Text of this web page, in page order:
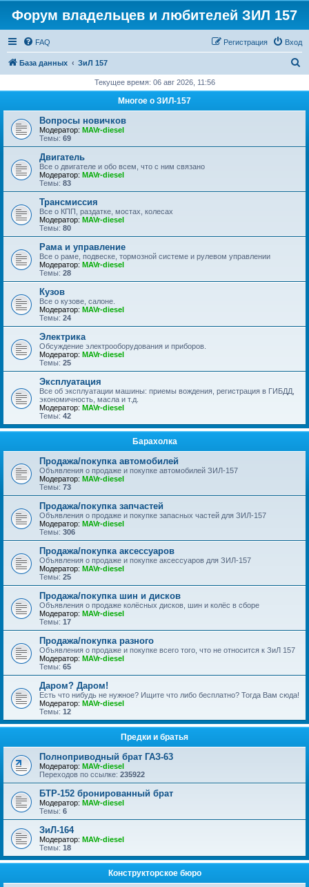
Форум владельцев и любителей ЗИЛ 157
FAQ Вход
Регистрация
База данных ЗиЛ 157
с
Текущее время: 06 авг 2026, 11:56
Многое о ЗИЛ-157
Вопросы новичков
Модератор: MAVr-diesel
Темы: 69
Двигатель
Все о двигателе и обо всем, что с ним связано
Модератор: MAVr-diesel
Темы: 83
Трансмиссия
Все о КПП, раздатке, мостах, колесах
Модератор: MAVr-diesel
Темы: 80
Рама и управление
Все о раме, подвеске, тормозной системе и рулевом управлении
Модератор: MAVr-diesel
Темы: 28
Кузов
Все о кузове, салоне.
Модератор: MAVr-diesel
Темы: 24
Электрика
Обсуждение электрооборудования и приборов.
Модератор: MAVr-diesel
Темы: 25
Эксплуатация
Все об эксплуатации машины: приемы вождения, регистрация в ГИБДД,
экономичность, масла и т.д.
Модератор: MAVr-diesel
Темы: 42
Барахолка
Продажа/покупка автомобилей
Объявления о продаже и покупке автомобилей ЗИЛ-157
Модератор: MAVr-diesel
Темы: 73
Продажа/покупка запчастей
Объявления о продаже и покупке запасных частей для ЗИЛ-157
Модератор: MAVr-diesel
Темы: 306
Продажа/покупка аксессуаров
Объявления о продаже и покупке аксессуаров для ЗИЛ-157
Модератор: MAVr-diesel
Темы: 25
Продажа/покупка шин и дисков
Объявления о продаже колёсных дисков, шин и колёс в сборе
Модератор: MAVr-diesel
Темы: 17
Продажа/покупка разного
Объявления о продаже и покупке всего того, что не относится к ЗиЛ 157
Модератор: MAVr-diesel
Темы: 65
Даром? Даром!
Есть что нибудь не нужное? Ищите что либо бесплатно? Тогда Вам сюда!
Модератор: MAVr-diesel
Темы: 12
Предки и братья
Полноприводный брат ГАЗ-63
Модератор: MAVr-diesel
Переходов по ссылке: 235922
БТР-152 бронированный брат
Модератор: MAVr-diesel
Темы: 6
ЗиЛ-164
Модератор: MAVr-diesel
Темы: 18
Конструкторское бюро